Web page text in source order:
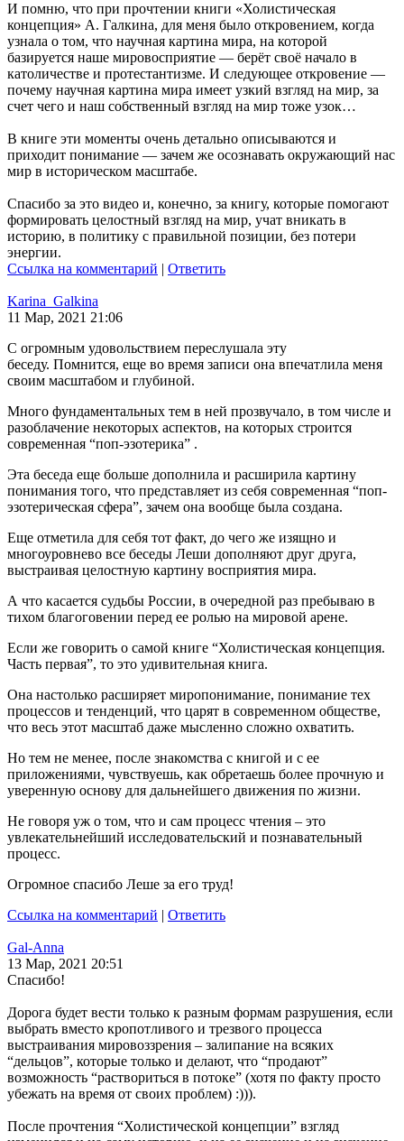
И помню, что при прочтении книги «Холистическая
концепция» А. Галкина, для меня было откровением, когда
узнала о том, что научная картина мира, на которой
базируется наше мировосприятие — берёт своё начало в
католичестве и протестантизме. И следующее откровение —
почему научная картина мира имеет узкий взгляд на мир, за
счет чего и наш собственный взгляд на мир тоже узок…
В книге эти моменты очень детально описываются и
приходит понимание — зачем же осознавать окружающий нас
мир в историческом масштабе.
Спасибо за это видео и, конечно, за книгу, которые помогают
формировать целостный взгляд на мир, учат вникать в
историю, в политику с правильной позиции, без потери
энергии.
Ссылка на комментарий | Ответить
Karina_Galkina
11 Мар, 2021 21:06
С огромным удовольствием переслушала эту
беседу. Помнится, еще во время записи она впечатлила меня
своим масштабом и глубиной.
Много фундаментальных тем в ней прозвучало, в том числе и
разоблачение некоторых аспектов, на которых строится
современная “поп-эзотерика” .
Эта беседа еще больше дополнила и расширила картину
понимания того, что представляет из себя современная “поп-
эзотерическая сфера”, зачем она вообще была создана.
Еще отметила для себя тот факт, до чего же изящно и
многоуровнево все беседы Леши дополняют друг друга,
выстраивая целостную картину восприятия мира.
А что касается судьбы России, в очередной раз пребываю в
тихом благоговении перед ее ролью на мировой арене.
Если же говорить о самой книге “Холистическая концепция.
Часть первая”, то это удивительная книга.
Она настолько расширяет миропонимание, понимание тех
процессов и тенденций, что царят в современном обществе,
что весь этот масштаб даже мысленно сложно охватить.
Но тем не менее, после знакомства с книгой и с ее
приложениями, чувствуешь, как обретаешь более прочную и
уверенную основу для дальнейшего движения по жизни.
Не говоря уж о том, что и сам процесс чтения – это
увлекательнейший исследовательский и познавательный
процесс.
Огромное спасибо Леше за его труд!
Ссылка на комментарий | Ответить
Gal-Anna
13 Мар, 2021 20:51
Спасибо!
Дорога будет вести только к разным формам разрушения, если
выбрать вместо кропотливого и трезвого процесса
выстраивания мировоззрения – залипание на всяких
“дельцов”, которые только и делают, что “продают”
возможность “раствориться в потоке” (хотя по факту просто
убежать на время от своих проблем) :))).
После прочтения “Холистической концепции” взгляд